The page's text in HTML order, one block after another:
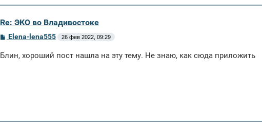
Re: ЭКО во Владивостоке
С
б
Elena-lena555 26 фев 2022, 09:29
Блин, хороший пост нашла на эту тему. Не знаю, как сюда приложить